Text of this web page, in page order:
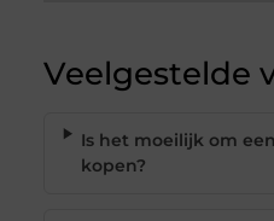
Veelgestelde
Is het moeilijk om
kopen?